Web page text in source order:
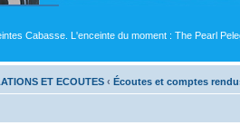
Cabasse. L'enceinte du moment : The Pearl
ET ECOUTES ‹ Écoutes et comptes